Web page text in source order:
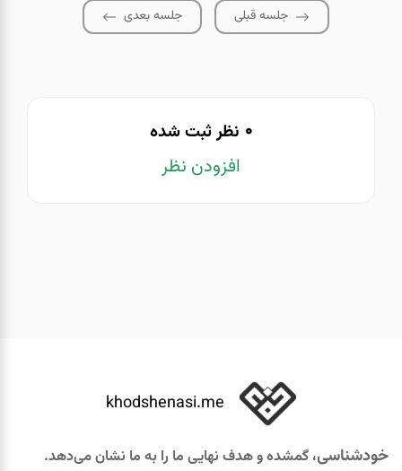
جلسه قبلی جلسه بعدی
0 نظر ثبت شده
افزودن نظر
khodshenasi.me
خودشناسی، گمشده و هدف نهایی ما را به ما نشان می‌دهد.